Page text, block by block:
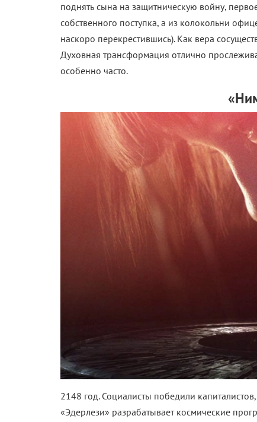
поднять сына на защитническую войну,
собственного поступка, а из колокольни
наскоро перекрестившись). Как вера
Духовная трансформация отлично
особенно часто.
2148 год. Социалисты победили
«Эдерлези» разрабатывает космические